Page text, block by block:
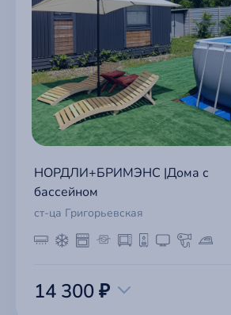
НОРДЛИ+БРИМЭНС |Дома с
бассейном
ст-ца Григорьевская
14 300 ₽